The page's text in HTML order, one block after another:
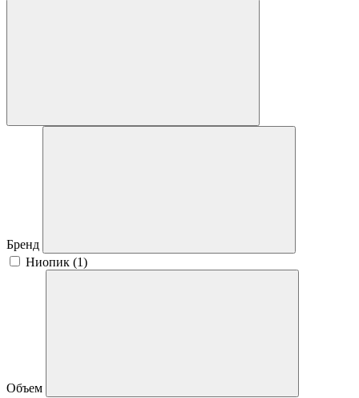
Бренд
Ниопик (1)
Объем